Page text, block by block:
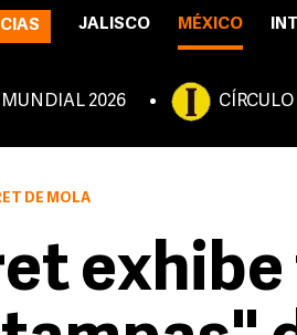
JALISCO MÉXICO
MUNDIAL 2026
DE MOLA